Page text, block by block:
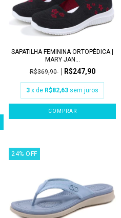
SAPATILHA FEMININA ORTOPÉDICA |
MARY JAN...
R$369,90
R$247,90
3 x de R$82,63 sem juros
COMPRAR
24% OFF